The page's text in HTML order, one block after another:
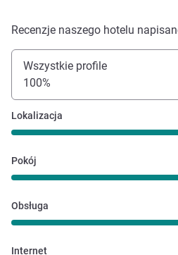
Recenzje naszego hotelu
Wszystkie profile
100%
Lokalizacja
Pokój
Obsługa
Internet